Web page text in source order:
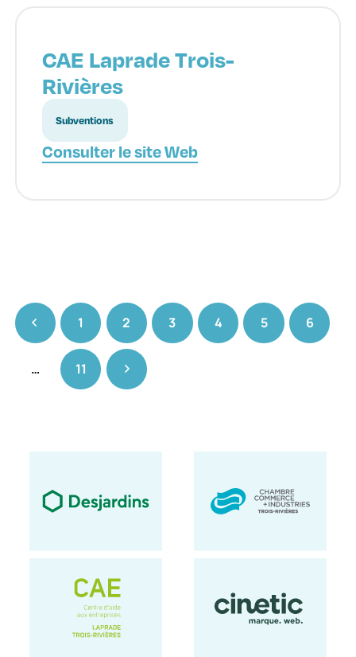
CAE Laprade Trois-
Rivières
Subventions
Consulter le site Web
1 2 3 4 5 6
… 11